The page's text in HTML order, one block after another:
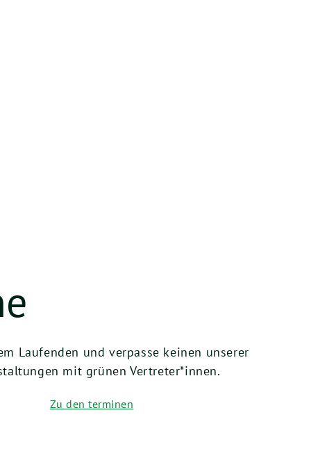
Laufenden und verpasse keinen unserer
mit grünen Vertreter*innen.
Zu den terminen